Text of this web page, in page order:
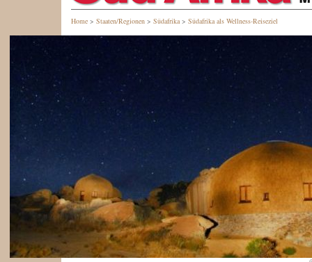
Home > Staaten/Regionen > Südafrika> Südafrika als Wellness-Reiseziel